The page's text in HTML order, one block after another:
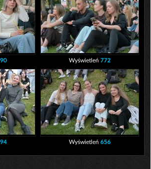
Wyświetleń 772
Wyświetleń 656